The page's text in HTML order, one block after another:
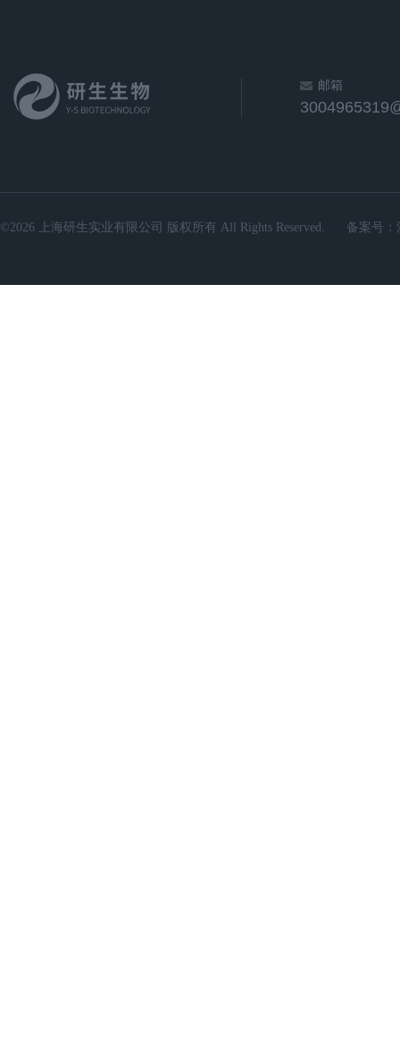
邮箱
©2026 上海研生实业有限公司 版权所有 All Rights Reserved. 备案号：